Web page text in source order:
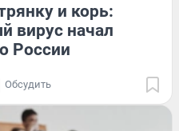
и корь:
вирус начал
России
Обсудить